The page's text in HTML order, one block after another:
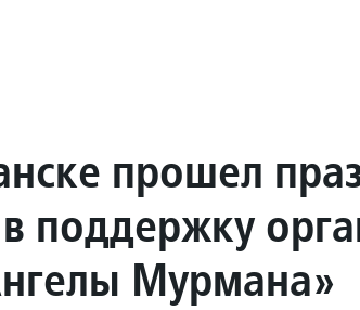
прошел
поддержку
Мурмана»